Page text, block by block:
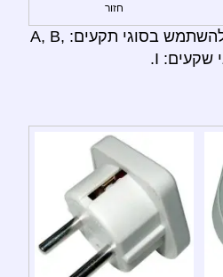
חזור
מתאם זה מאפשר לך להשתמש בסוגי תקעים: A, B,